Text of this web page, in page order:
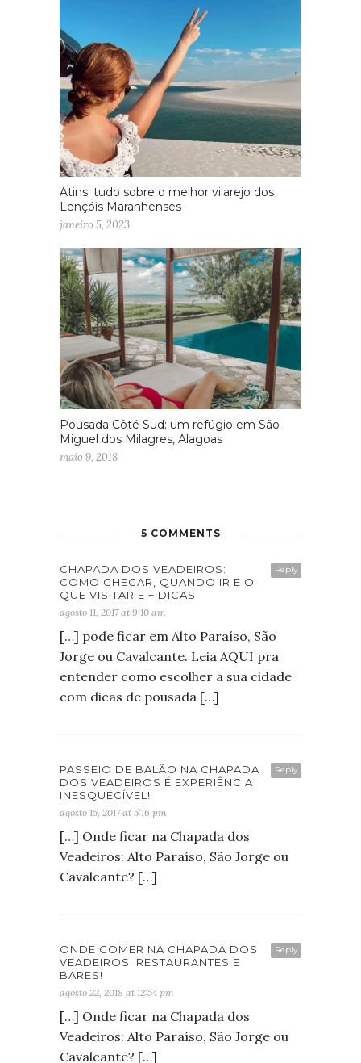
Atins: tudo sobre o melhor vilarejo dos
Lençóis Maranhenses
janeiro 5, 2023
Pousada Côté Sud: um refúgio em São
Miguel dos Milagres, Alagoas
maio 9, 2018
5 COMMENTS
Reply
CHAPADA DOS VEADEIROS:
COMO CHEGAR, QUANDO IR E O
QUE VISITAR E + DICAS
agosto 11, 2017 at 9:10 am
[…] pode ficar em Alto Paraíso, São
Jorge ou Cavalcante. Leia AQUI pra
entender como escolher a sua cidade
com dicas de pousada […]
Reply
PASSEIO DE BALÃO NA CHAPADA
DOS VEADEIROS É EXPERIÊNCIA
INESQUECÍVEL!
agosto 15, 2017 at 5:16 pm
[…] Onde ficar na Chapada dos
Veadeiros: Alto Paraíso, São Jorge ou
Cavalcante? […]
Reply
ONDE COMER NA CHAPADA DOS
VEADEIROS: RESTAURANTES E
BARES!
agosto 22, 2018 at 12:54 pm
[…] Onde ficar na Chapada dos
Veadeiros: Alto Paraíso, São Jorge ou
Cavalcante? […]